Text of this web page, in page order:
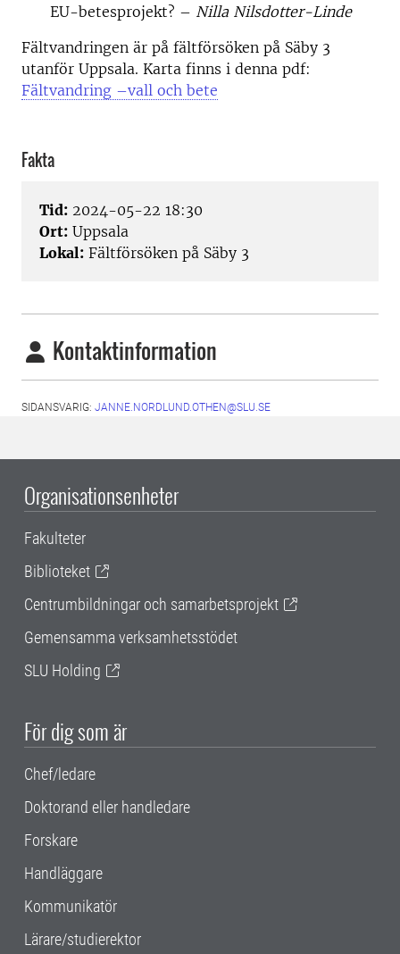
EU-betesprojekt? – Nilla Nilsdotter-Linde
Fältvandringen är på fältförsöken på Säby 3
utanför Uppsala. Karta finns i denna pdf:
Fältvandring –vall och bete
Fakta
Tid: 2024-05-22 18:30
Ort: Uppsala
Lokal: Fältförsöken på Säby 3
Kontaktinformation
SIDANSVARIG: JANNE.NORDLUND.OTHEN@SLU.SE
Organisationsenheter
Fakulteter
Biblioteket
Centrumbildningar och samarbetsprojekt
Gemensamma verksamhetsstödet
SLU Holding
För dig som är
Chef/ledare
Doktorand eller handledare
Forskare
Handläggare
Kommunikatör
Lärare/studierektor